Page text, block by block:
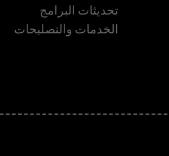
تحديثات البرامج
الخدمات والتصليحات